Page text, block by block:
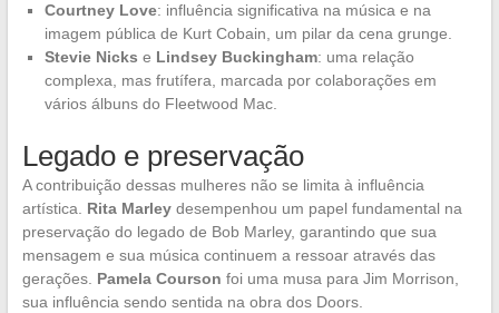
Courtney Love: influência significativa na música e na
imagem pública de Kurt Cobain, um pilar da cena grunge.
Stevie Nicks e Lindsey Buckingham: uma relação
complexa, mas frutífera, marcada por colaborações em
vários álbuns do Fleetwood Mac.
Legado e preservação
A contribuição dessas mulheres não se limita à influência
artística. Rita Marleydesempenhou um papel fundamental na
preservação do legado de Bob Marley, garantindo que sua
mensagem e sua música continuem a ressoar através das
gerações. Pamela Courson foi uma musa para Jim Morrison,
sua influência sendo sentida na obra dos Doors.